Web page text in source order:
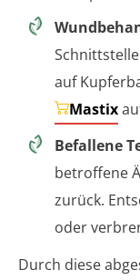
auf
Mastix
Befallene
betroffene
zurück.
oder
Durch diese